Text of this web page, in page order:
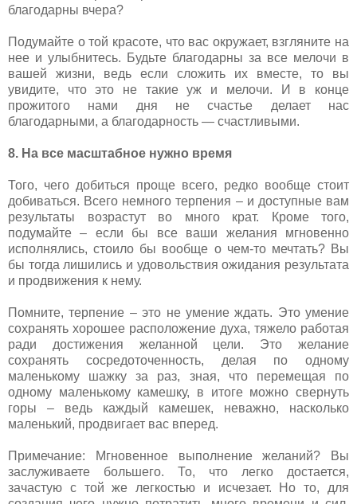
благодарны вчера?
Подумайте о той красоте, что вас окружает, взгляните на
нее и улыбнитесь. Будьте благодарны за все мелочи в
вашей жизни, ведь если сложить их вместе, то вы
увидите, что это не такие уж и мелочи. И в конце
прожитого нами дня не счастье делает нас
благодарными, а благодарность — счастливыми.
8. На все масштабное нужно время
Того, чего добиться проще всего, редко вообще стоит
добиваться. Всего немного терпения – и доступные вам
результаты возрастут во много крат. Кроме того,
подумайте – если бы все ваши желания мгновенно
исполнялись, стоило бы вообще о чем-то мечтать? Вы
бы тогда лишились и удовольствия ожидания результата
и продвижения к нему.
Помните, терпение – это не умение ждать. Это умение
сохранять хорошее расположение духа, тяжело работая
ради достижения желанной цели. Это желание
сохранять сосредоточенность, делая по одному
маленькому шажку за раз, зная, что перемещая по
одному маленькому камешку, в итоге можно свернуть
горы – ведь каждый камешек, неважно, насколько
маленький, продвигает вас вперед.
Примечание: Мгновенное выполнение желаний? Вы
заслуживаете большего. То, что легко достается,
зачастую с той же легкостью и исчезает. Но то, для